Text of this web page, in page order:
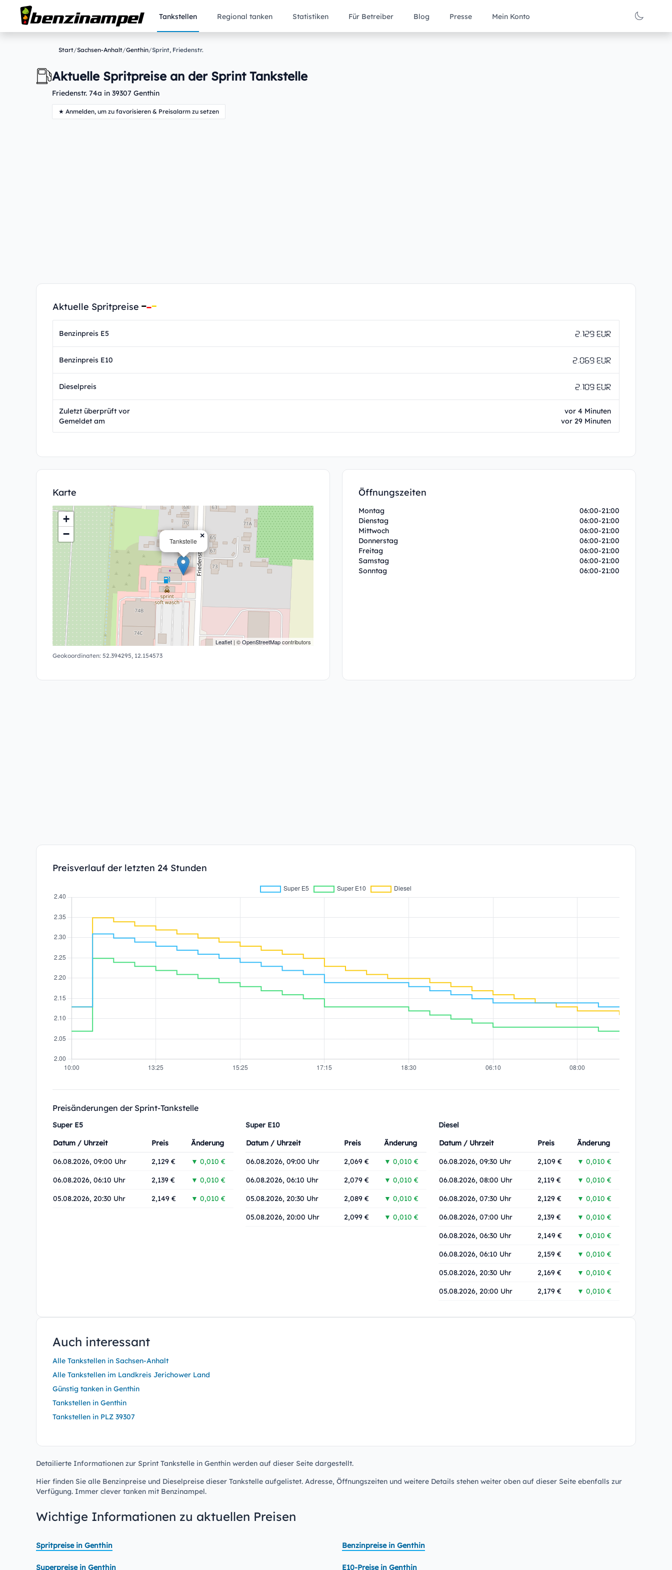
Tankstellen Regional tanken Statistiken Für Betreiber Blog Presse Mein Konto
Start/Sachsen-Anhalt/Genthin/Sprint, Friedenstr.
Aktuelle Spritpreise an der Sprint Tankstelle
Friedenstr. 74a in 39307 Genthin
★ Anmelden, um zu favorisieren & Preisalarm zu setzen
Aktuelle Spritpreise
Benzinpreis E5 2.129 EUR
Benzinpreis E10 2.069 EUR
Dieselpreis 2.109 EUR
Zuletzt überprüft vor
Gemeldet am
vor 4 Minuten
vor 29 Minuten
Karte
Tankstelle
×
+
−
Leaflet | ©OpenStreetMapcontributors
Geokoordinaten: 52.394295, 12.154573
Öffnungszeiten
Montag
06:00-21:00
Dienstag
06:00-21:00
Mittwoch
06:00-21:00
Donnerstag
06:00-21:00
Freitag
06:00-21:00
Samstag
06:00-21:00
Sonntag
06:00-21:00
Preisverlauf der letzten 24 Stunden
Preisänderungen der Sprint-Tankstelle
Super E5
Datum / Uhrzeit
Preis Änderung
06.08.2026, 09:00 Uhr 2,129 € ▼ 0,010 €
06.08.2026, 06:10 Uhr 2,139 € ▼ 0,010 €
05.08.2026, 20:30 Uhr 2,149 € ▼ 0,010 €
Super E10
Datum / Uhrzeit
Preis Änderung
06.08.2026, 09:00 Uhr 2,069 € ▼ 0,010 €
06.08.2026, 06:10 Uhr 2,079 € ▼ 0,010 €
05.08.2026, 20:30 Uhr 2,089 € ▼ 0,010 €
05.08.2026, 20:00 Uhr 2,099 € ▼ 0,010 €
Diesel
Datum / Uhrzeit
Preis Änderung
06.08.2026, 09:30 Uhr 2,109 € ▼ 0,010 €
06.08.2026, 08:00 Uhr 2,119 € ▼ 0,010 €
06.08.2026, 07:30 Uhr 2,129 € ▼ 0,010 €
06.08.2026, 07:00 Uhr 2,139 € ▼ 0,010 €
06.08.2026, 06:30 Uhr 2,149 € ▼ 0,010 €
06.08.2026, 06:10 Uhr 2,159 € ▼ 0,010 €
05.08.2026, 20:30 Uhr 2,169 € ▼ 0,010 €
05.08.2026, 20:00 Uhr 2,179 € ▼ 0,010 €
Auch interessant
Alle Tankstellen in Sachsen-Anhalt
Alle Tankstellen im Landkreis Jerichower Land
Günstig tanken in Genthin
Tankstellen in Genthin
Tankstellen in PLZ 39307
Detailierte Informationen zur Sprint Tankstelle in Genthin werden auf dieser Seite dargestellt.
Hier finden Sie alle Benzinpreise und Dieselpreise dieser Tankstelle aufgelistet. Adresse, Öffnungszeiten und weitere Details stehen weiter oben auf dieser Seite ebenfalls zur
Verfügung. Immer clever tanken mit Benzinampel.
Wichtige Informationen zu aktuellen Preisen
Spritpreise in Genthin Benzinpreise in Genthin
Superpreise in Genthin E10-Preise in Genthin